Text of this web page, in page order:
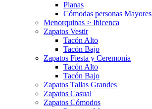
Planas
Cómodas personas Mayores
Menorquinas > Ibicenca
Zapatos Vestir
Tacón Alto
Tacón Bajo
Zapatos Fiesta y Ceremonia
Tacón Alto
Tacón Bajo
Zapatos Tallas Grandes
Zapatos Casual
Zapatos Cómodos